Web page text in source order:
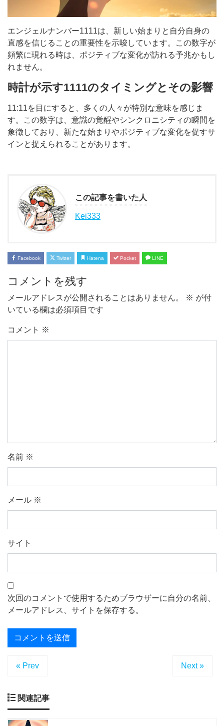
エンジェルナンバー1111は、新しい始まりと自分自身の
直感を信じることの重要性を示唆しています。この数字が
頻繁に現れる時は、ポジティブな変化が訪れる予兆かもし
れません。
時計が示す1111のタイミングとその影響
11:11を目にすると、多くの人々が特別な意味を感じま
す。この数字は、意識の覚醒やシンクロニシティの瞬間を
象徴しており、新たな始まりやポジティブな変化を促すサ
インと捉えられることがあります。
この記事を書いた人
Kei333
Facebook Twitter Hatena Pocket LINE
コメントを残す
メールアドレスが公開されることはありません。 ※ が付
いている欄は必須項目です
コメント ※
名前 ※
メール ※
サイト
次回のコメントで使用するためブラウザーに自分の名前、
メールアドレス、サイトを保存する。
« Prev Next »
関連記事